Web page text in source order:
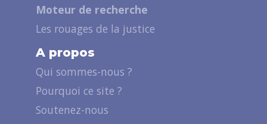
Moteur de recherche
Les rouages de la justice
A propos
Qui sommes-nous ?
Pourquoi ce site ?
Soutenez-nous